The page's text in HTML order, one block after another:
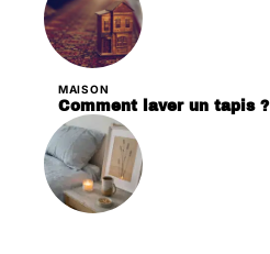
MAISON
Comment laver un tapis ?